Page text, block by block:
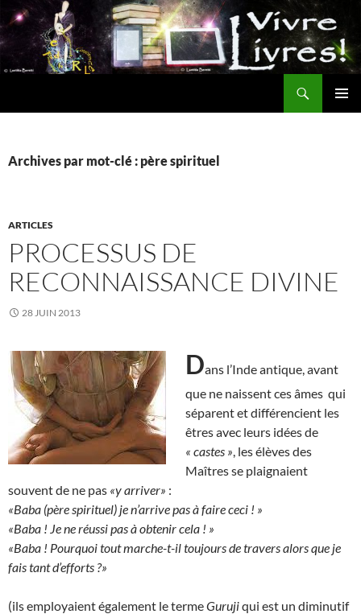
Aller
au
contenu
Archives par mot-clé : père spirituel
ARTICLES
PROCESSUS DE
RECONNAISSANCE DIVINE
28 JUIN 2013
Dans l’Inde antique, avant
que ne naissent ces âmes qui
séparent et différencient les
êtres avec leurs idées de
« castes » , les élèves des
Maîtres se plaignaient
souvent de ne pas «y arriver» :
«Baba (père spirituel) je n’arrive pas à faire ceci ! »
«Baba ! Je ne réussi pas à obtenir cela ! »
«Baba ! Pourquoi tout marche-t-il toujours de travers alors que je
fais tant d’efforts ?»
(ils employaient également le termeGurujiqui est un diminutif